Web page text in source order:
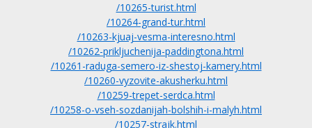
/10265-turist.html
/10264-grand-tur.html
/10263-kjuaj-vesma-interesno.html
/10262-prikljuchenija-paddingtona.html
/10261-raduga-semero-iz-shestoj-kamery.html
/10260-vyzovite-akusherku.html
/10259-trepet-serdca.html
/10258-o-vseh-sozdanijah-bolshih-i-malyh.html
/10257-strajk.html